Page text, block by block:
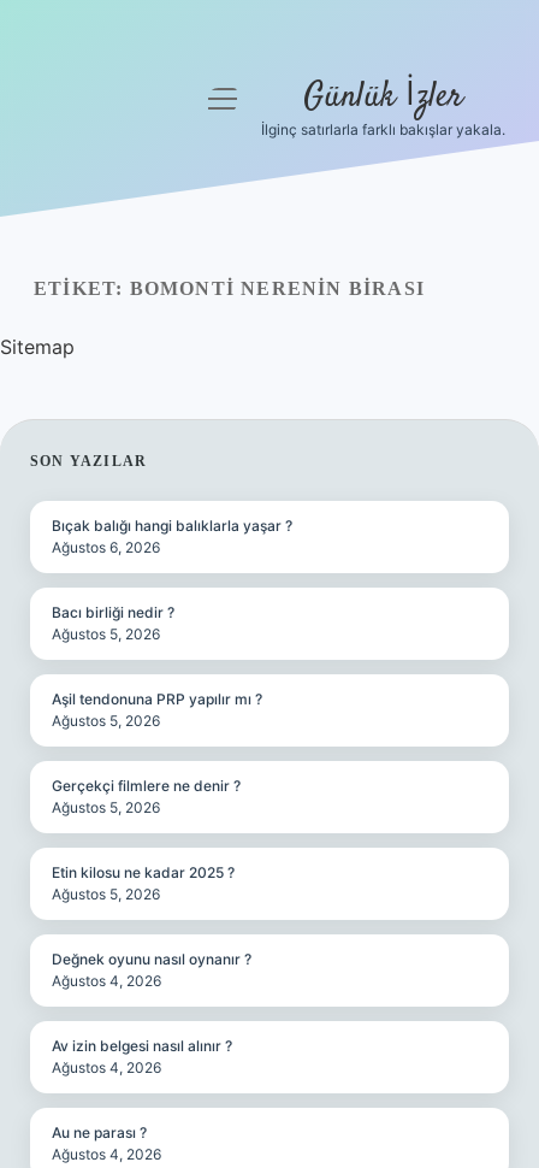
Yasal Uyarı
Hakkımızda
menüyü
Günlük İzler
İlginç satırlarla farklı bakışlar yakala.
ETIKET: BOMONTI NERENIN BIRASI
Sitemap
SIDEBAR
SON YAZILAR
Bıçak balığı hangi balıklarla yaşar ?
Ağustos 6, 2026
Bacı birliği nedir ?
Ağustos 5, 2026
Aşil tendonuna PRP yapılır mı ?
Ağustos 5, 2026
Gerçekçi filmlere ne denir ?
Ağustos 5, 2026
Etin kilosu ne kadar 2025 ?
Ağustos 5, 2026
Değnek oyunu nasıl oynanır ?
Ağustos 4, 2026
Av izin belgesi nasıl alınır ?
Ağustos 4, 2026
Au ne parası ?
Ağustos 4, 2026